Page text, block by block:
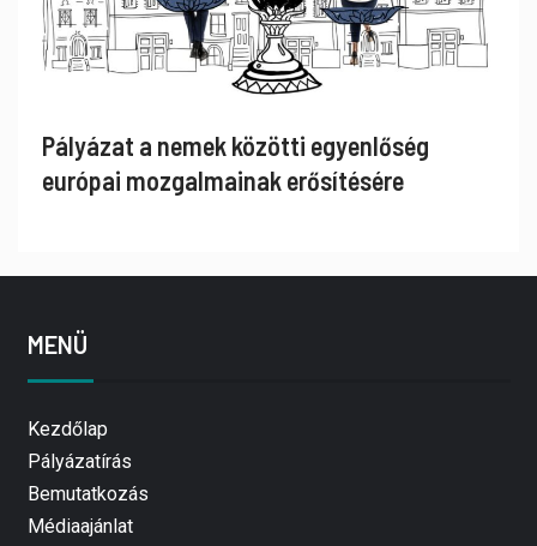
Pályázat a nemek közötti egyenlőség
európai mozgalmainak erősítésére
MENÜ
Kezdőlap
Pályázatírás
Bemutatkozás
Médiaajánlat